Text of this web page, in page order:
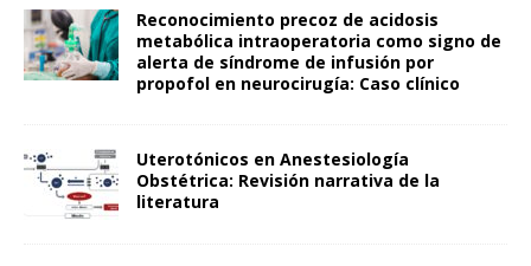
Reconocimiento precoz de acidosis
metabólica intraoperatoria como signo de
alerta de síndrome de infusión por
propofol en neurocirugía: Caso clínico
Uterotónicos en Anestesiología
Obstétrica: Revisión narrativa de la
literatura